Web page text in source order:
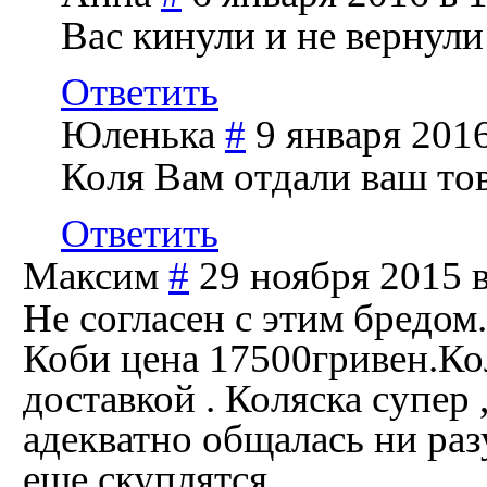
Вас кинули и не
Ответить
Юленька # 9 января
Коля Вам отдали ваш
Ответить
Максим # 29 ноября 2015
Не согласен с этим
Коби цена
доставкой . Коляска
адекватно общалась ни